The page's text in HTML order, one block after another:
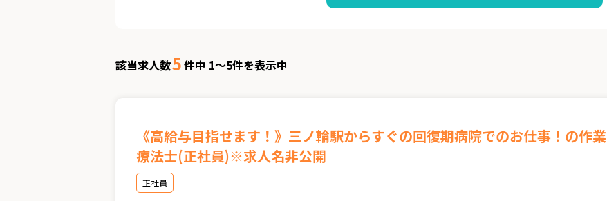
該当求人数5件中 1～5件を表示中
《高給与目指せます！》三ノ輪駅からすぐの回復期病院でのお仕事！の作業
療法士(正社員)※求人名非公開
正社員